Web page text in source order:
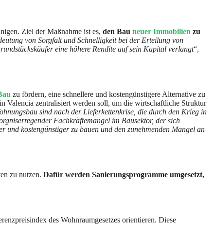
Ziel der Maßnahme ist es, den Bau neuer Immobilien zu
von Sorgfalt und Schnelligkeit bei der Erteilung von
eine höhere Rendite auf sein Kapital verlangt“,
zu fördern, eine schnellere und kostengünstigere Alternative zu
Valencia zentralisiert werden soll, um die wirtschaftliche Struktur
sind nach der Lieferkettenkrise, die durch den Krieg in
Fachkräftemangel im Bausektor, der sich
kostengünstiger zu bauen und den zunehmenden Mangel an
zu nutzen. Dafür werden Sanierungsprogramme umgesetzt,
des Wohnraumgesetzes orientieren. Diese